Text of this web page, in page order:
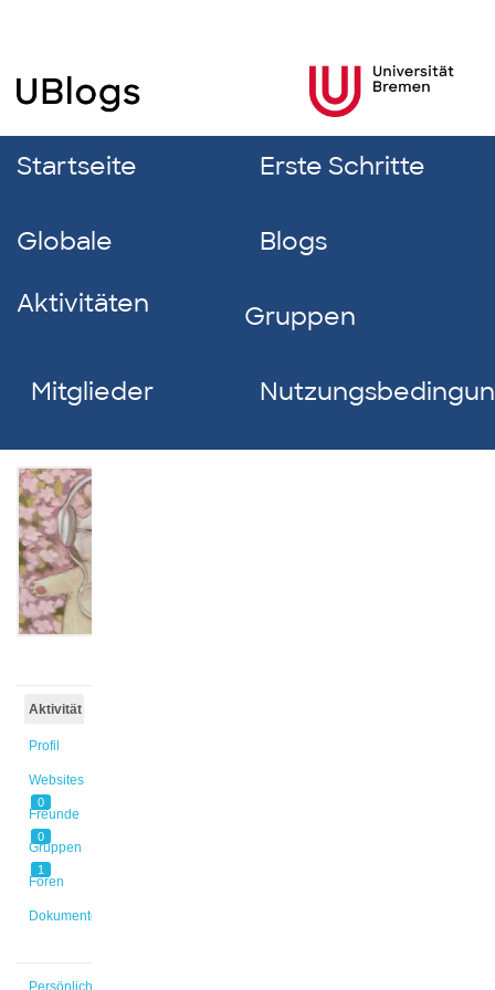
Startseite Erste Schritte
Globale
Aktivitäten
Blogs
Gruppen
Mitglieder
Aktivität
Profil
Websites
0
Freunde
0
Gruppen
1
Foren
Dokumente
Persönlich